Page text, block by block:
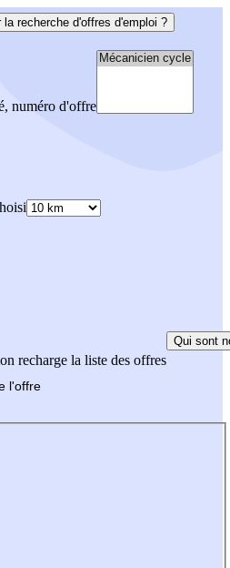
la recherche d'offres d'emploi ?
numéro d'offre
recharge la liste des offres
Qui sont
l'offre